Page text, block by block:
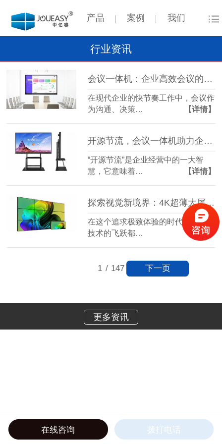
产品 案例 我们
行业资讯
会议一体机：企业高效会议的得力助手
在现代企业的快节奏工作中，会议作
为沟通、决策…
【详情】
开源节流，会议一体机助力企业智慧升级！
“开源节流”是企业经营中的一大智
慧，它意味着…
【详情】
探索视觉新境界：4K超薄大屏拼接屏，重塑你的视界体验！
在这个追求极致体验的时代，每一次
技术的飞跃都…
【详情】
1 / 147 下一页
更多资讯
在线电话 产品中心 工程案例 关于我们
在线咨询 拨打电话